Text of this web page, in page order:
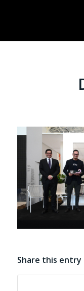
Share this entry